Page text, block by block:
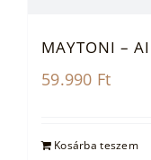
MAYTONI –
59.990 Ft
Kosárba teszem